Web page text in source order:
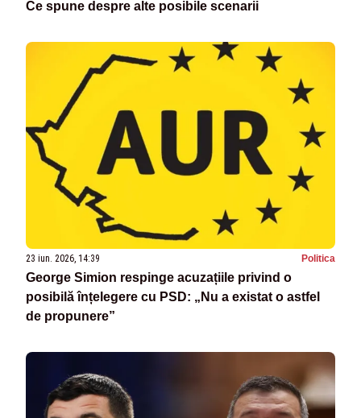
Ce spune despre alte posibile scenarii
23 iun. 2026, 14:39 Politica
George Simion respinge acuzațiile privind o
posibilă înțelegere cu PSD: „Nu a existat o astfel
de propunere”